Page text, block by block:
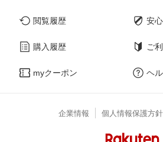
閲覧履歴
購入履歴
myクーポン
安
ご
ヘ
企業情報 個人情報保護方針